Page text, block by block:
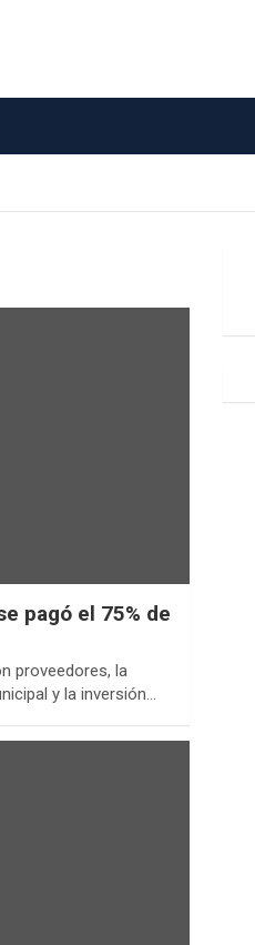
pagó el 75% de
proveedores, la
y la inversión…